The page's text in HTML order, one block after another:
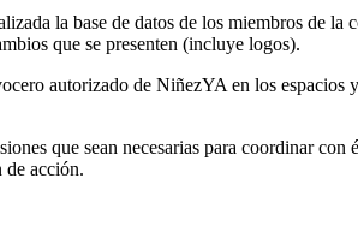
la base de datos de los miembros de la
que se presenten (incluye logos).
autorizado de NiñezYA en los espacios
que sean necesarias para coordinar con
de acción.